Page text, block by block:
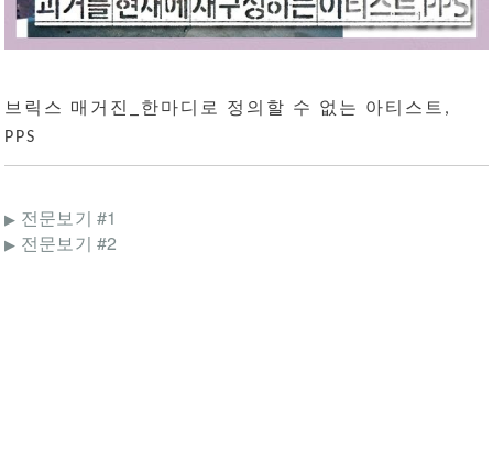
브릭스 매거진_한마디로 정의할 수 없는 아티스트,
PPS
▶ 전문보기 #1
▶ 전문보기 #2